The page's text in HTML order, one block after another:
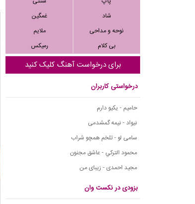
شاد
غمگین
نوحه و مداحی
ملایم
بی کلام
رمیکس
برای درخواست آهنگ کلیک کنید
درخواستی کاربران
حامیم - یکیو دارم
نیواد - نیمه گمشدمی
سامی لو - تلخم همچو شراب
محمود التركي - عاشق مجنون
مجید احمدی - زیبای من
بزودی در نکست وان